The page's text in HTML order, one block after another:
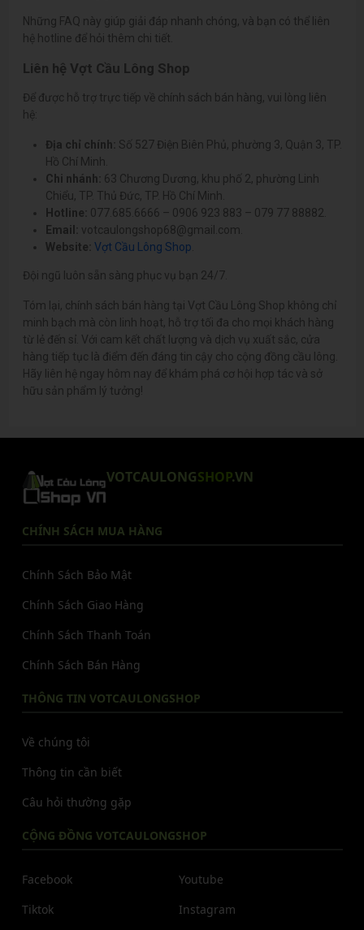
Những FAQ này giúp giải đáp nhanh chóng, và bạn có thể liên
hệ hotline để hỏi thêm chi tiết.
Liên hệ Vợt Cầu Lông Shop
Để được hỗ trợ trực tiếp về chính sách bán hàng, vui lòng liên
hệ:
Địa chỉ chính: Số 527 Điện Biên Phủ, phường 3, Quận 3, TP.
Hồ Chí Minh.
Chi nhánh: 63 Chương Dương, khu phố 2, phường Linh
Chiểu, TP. Thủ Đức, TP. Hồ Chí Minh.
Hotline: 077.685.6666 – 0906 923 883 – 079 77 88882.
Email:
votcaulongshop68@gmail.com.
Website: Vợt Cầu Lông Shop
Đội ngũ luôn sẵn sàng phục vụ bạn 24/7.
Tóm lại, chính sách bán hàng tại Vợt Cầu Lông Shop không chỉ
minh bạch mà còn linh hoạt, hỗ trợ tối đa cho mọi khách hàng
từ lẻ đến sỉ. Với cam kết chất lượng và dịch vụ xuất sắc, cửa
hàng tiếp tục là điểm đến đáng tin cậy cho cộng đồng cầu lông.
Hãy liên hệ ngay hôm nay để khám phá cơ hội hợp tác và sở
hữu sản phẩm lý tưởng!
VOTCAULONGSHOP.VN
CHÍNH SÁCH MUA HÀNG
Chính Sách Bảo Mật
Chính Sách Giao Hàng
Chính Sách Thanh Toán
Chính Sách Bán Hàng
THÔNG TIN VOTCAULONGSHOP
Về chúng tôi
Thông tin cần biết
Câu hỏi thường gặp
CỘNG ĐỒNG VOTCAULONGSHOP
Facebook
Tiktok
Youtube
Instagram